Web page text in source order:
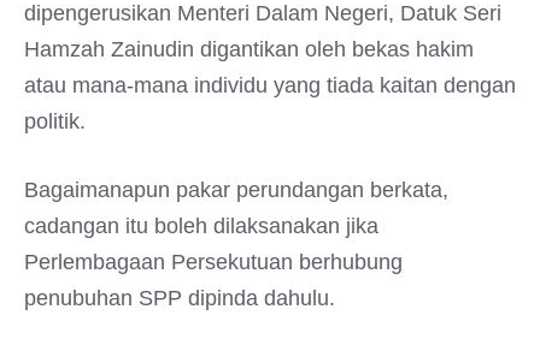
dipengerusikan Menteri Dalam Negeri, Datuk Seri
Hamzah Zainudin digantikan oleh bekas hakim
atau mana-mana individu yang tiada kaitan dengan
politik.
Bagaimanapun pakar perundangan berkata,
cadangan itu boleh dilaksanakan jika
Perlembagaan Persekutuan berhubung
penubuhan SPP dipinda dahulu.